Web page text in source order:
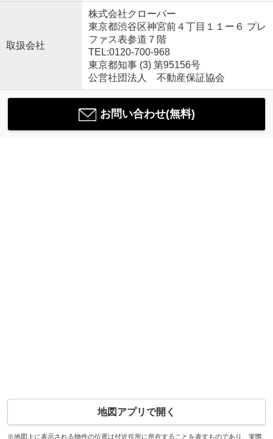
取扱会社
株式会社クローバー
東京都渋谷区神宮前４丁目１１ー６ プレ
ファス表参道７階
TEL:0120-700-968
東京都知事 (3) 第95156号
公営社団法人 不動産保証協会
お問い合わせ(無料)
地図アプリで開く
※地図上に表示される物件の位置は付近住所に所在することを表すものであり、実際